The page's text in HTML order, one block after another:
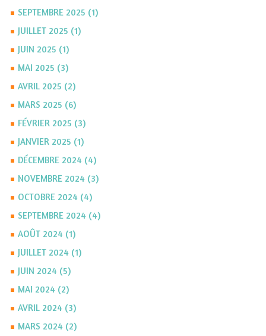
SEPTEMBRE 2025 (1)
JUILLET 2025 (1)
JUIN 2025 (1)
MAI 2025 (3)
AVRIL 2025 (2)
MARS 2025 (6)
FÉVRIER 2025 (3)
JANVIER 2025 (1)
DÉCEMBRE 2024 (4)
NOVEMBRE 2024 (3)
OCTOBRE 2024 (4)
SEPTEMBRE 2024 (4)
AOÛT 2024 (1)
JUILLET 2024 (1)
JUIN 2024 (5)
MAI 2024 (2)
AVRIL 2024 (3)
MARS 2024 (2)